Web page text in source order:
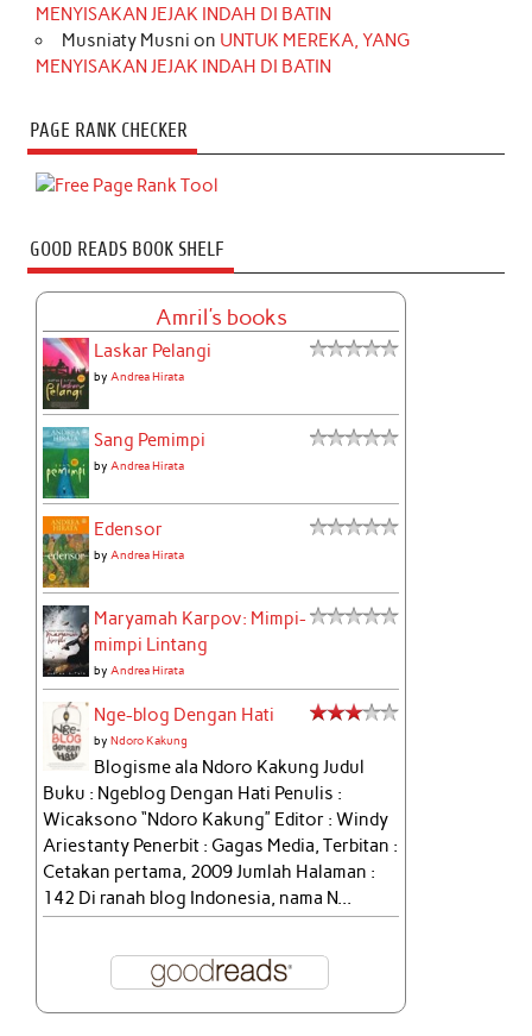
MENYISAKAN JEJAK INDAH DI BATIN
Musniaty Musni on UNTUK MEREKA, YANG
MENYISAKAN JEJAK INDAH DI BATIN
PAGE RANK CHECKER
GOOD READS BOOK SHELF
Amril's books
Laskar Pelangi
byAndrea Hirata
Sang Pemimpi
byAndrea Hirata
Edensor
byAndrea Hirata
Maryamah Karpov: Mimpi-
mimpi Lintang
byAndrea Hirata
Nge-blog Dengan Hati
byNdoro Kakung
Blogisme ala Ndoro Kakung Judul
Buku : Ngeblog Dengan Hati Penulis :
Wicaksono “Ndoro Kakung” Editor : Windy
Ariestanty Penerbit : Gagas Media, Terbitan :
Cetakan pertama, 2009 Jumlah Halaman :
142 Di ranah blog Indonesia, nama N...